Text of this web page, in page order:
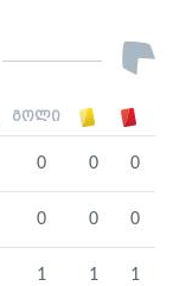
გოლი
0 0 0
0 0 0
1 1 1